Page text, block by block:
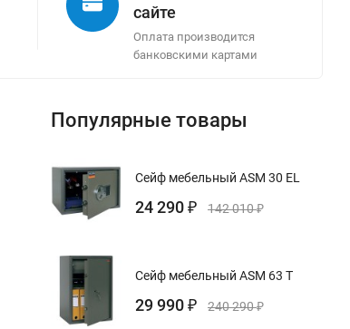
сайте
Оплата производится
банковскими картами
Популярные товары
Сейф мебельный ASM 30 EL
24 290 ₽ 142 010₽
Сейф мебельный ASM 63 T
29 990 ₽ 240 290₽